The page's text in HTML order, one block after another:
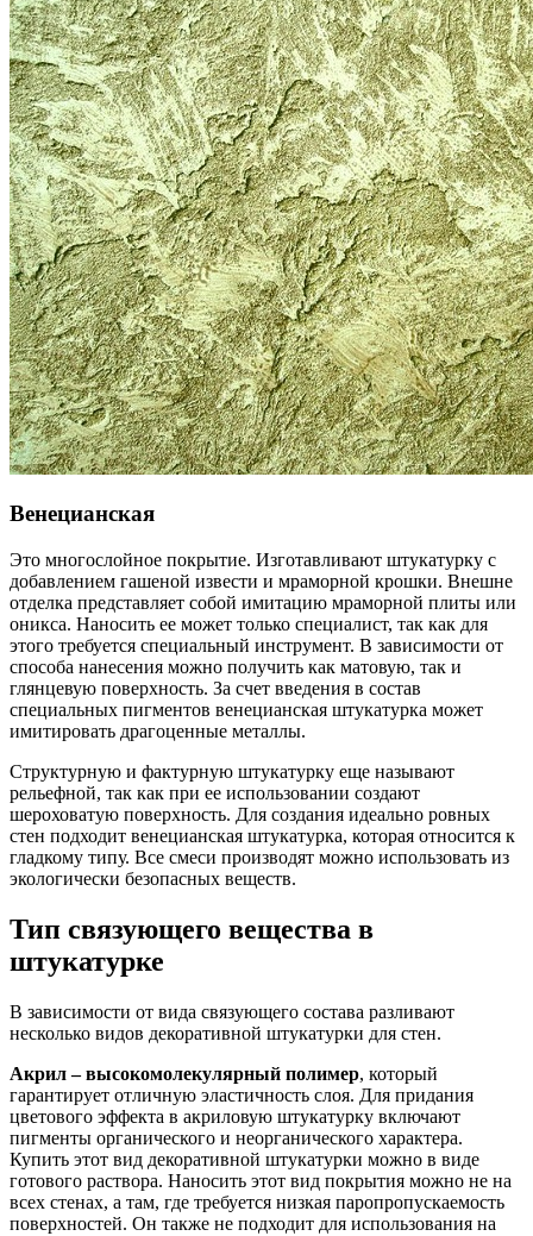
Венецианская
Это многослойное покрытие. Изготавливают штукатурку с
добавлением гашеной извести и мраморной крошки. Внешне
отделка представляет собой имитацию мраморной плиты или
оникса. Наносить ее может только специалист, так как для
этого требуется специальный инструмент. В зависимости от
способа нанесения можно получить как матовую, так и
глянцевую поверхность. За счет введения в состав
специальных пигментов венецианская штукатурка может
имитировать драгоценные металлы.
Структурную и фактурную штукатурку еще называют
рельефной, так как при ее использовании создают
шероховатую поверхность. Для создания идеально ровных
стен подходит венецианская штукатурка, которая относится к
гладкому типу. Все смеси производят можно использовать из
экологически безопасных веществ.
Тип связующего вещества в
штукатурке
В зависимости от вида связующего состава разливают
несколько видов декоративной штукатурки для стен.
Акрил – высокомолекулярный полимер, который
гарантирует отличную эластичность слоя. Для придания
цветового эффекта в акриловую штукатурку включают
пигменты органического и неорганического характера.
Купить этот вид декоративной штукатурки можно в виде
готового раствора. Наносить этот вид покрытия можно не на
всех стенах, а там, где требуется низкая паропропускаемость
поверхностей. Он также не подходит для использования на